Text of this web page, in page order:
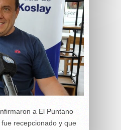
a El Puntano
recepcionado y que